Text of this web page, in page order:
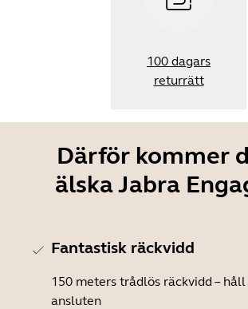
100 dagars
returrätt
Därför kommer
älska Jabra
Fantastisk räckvidd
150 meters trådlös räckvidd –
ansluten